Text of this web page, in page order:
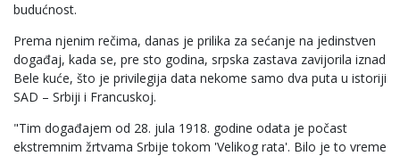
budućnost.
Prema njenim rečima, danas je prilika za sećanje na jedinstven
događaj, kada se, pre sto godina, srpska zastava zavijorila iznad
Bele kuće, što je privilegija data nekome samo dva puta u istoriji
SAD – Srbiji i Francuskoj.
"Tim događajem od 28. jula 1918. godine odata je počast
ekstremnim žrtvama Srbije tokom 'Velikog rata'. Bilo je to vreme